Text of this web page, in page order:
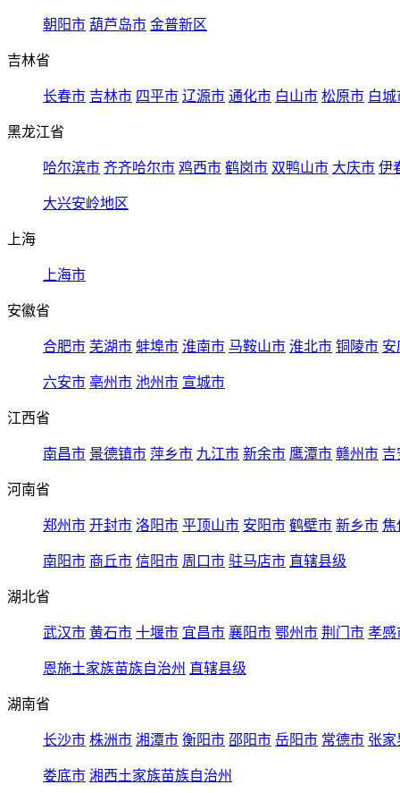
朝阳市 葫芦岛市 金普新区
吉林省
长春市 吉林市 四平市 辽源市 通化市 白山市 松原市 白城
黑龙江省
哈尔滨市 齐齐哈尔市 鸡西市 鹤岗市 双鸭山市 大庆市 伊
大兴安岭地区
上海
上海市
安徽省
合肥市 芜湖市 蚌埠市 淮南市 马鞍山市 淮北市 铜陵市 安
六安市 亳州市 池州市 宣城市
江西省
南昌市 景德镇市 萍乡市 九江市 新余市 鹰潭市 赣州市 吉
河南省
郑州市 开封市 洛阳市 平顶山市 安阳市 鹤壁市 新乡市 焦
南阳市 商丘市 信阳市 周口市 驻马店市 直辖县级
湖北省
武汉市 黄石市 十堰市 宜昌市 襄阳市 鄂州市 荆门市 孝感
恩施土家族苗族自治州 直辖县级
湖南省
长沙市 株洲市 湘潭市 衡阳市 邵阳市 岳阳市 常德市 张家
娄底市 湘西土家族苗族自治州